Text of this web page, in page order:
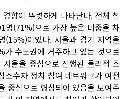
향이 뚜렷하게 나타난다. 전체 참
명(71%)으로 가장 높은 비중을 차
(15%)이었다. 서울과 경기 지역을
수도권에 거주하고 있는 것으로
울을 중심으로 진행된 물리적 조
소수자 정치 참여 네트워크가 여전
중심으로 형성되어 있음을 보여주